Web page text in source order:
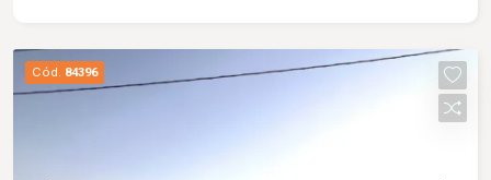
Cód. 84396